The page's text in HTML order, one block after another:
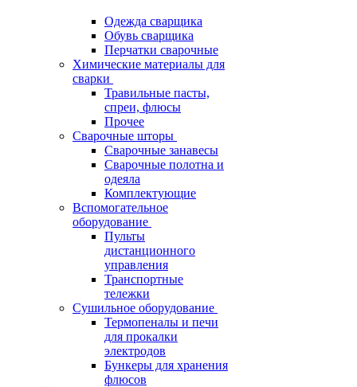
Одежда сварщика
Обувь сварщика
Перчатки сварочные
Химические материалы для
сварки
Травильные пасты,
спреи, флюсы
Прочее
Сварочные шторы
Сварочные занавесы
Сварочные полотна и
одеяла
Комплектующие
Вспомогательное
оборудование
Пульты
дистанционного
управления
Транспортные
тележки
Сушильное оборудование
Термопеналы и печи
для прокалки
электродов
Бункеры для хранения
флюсов